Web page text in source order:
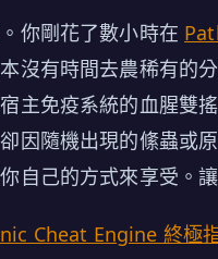
你剛花了數小時在
沒有時間去農稀有的
主免疫系統的血腥雙
因隨機出現的絛蟲或
自己的方式來享受。
Cheat Engine 終極